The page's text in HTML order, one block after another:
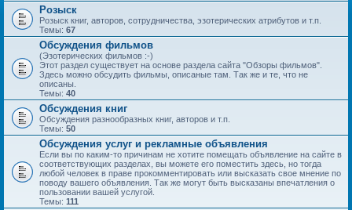
Розыск
Розыск книг, авторов, сотрудничества, эзотерических атрибутов и т.п.
Темы: 67
Обсуждения фильмов
(Эзотерических фильмов :-)
Этот раздел существует на основе раздела сайта "Обзоры фильмов".
Здесь можно обсудить фильмы, описаные там. Так же и те, что не
описаны.
Темы: 40
Обсуждения книг
Обсуждения разнообразных книг, авторов и т.п.
Темы: 50
Обсуждения услуг и рекламные объявления
Если вы по каким-то причинам не хотите помещать объявление на сайте в
соответствующих разделах, вы можете его поместить здесь, но тогда
любой человек в праве прокомментировать или высказать свое мнение по
поводу вашего объявления. Так же могут быть высказаны впечатления о
пользовании вашей услугой.
Темы: 111